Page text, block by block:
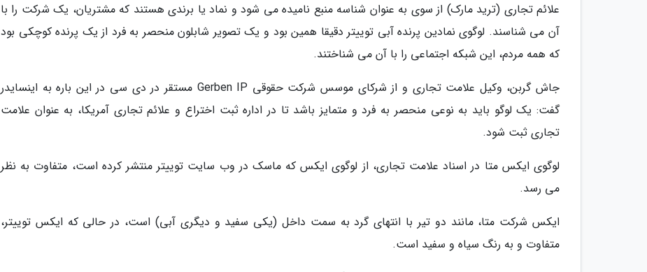
علائم تجاری (ترید مارک) از سوی به عنوان شناسه منبع نامیده می شود و نماد یا برندی هستند که مشتریان، یک شرکت را با
آن می شناسند. لوگوی نمادین پرنده آبی توییتر دقیقا همین بود و یک تصویر شابلون منحصر به فرد از یک پرنده کوچکی بود
که همه مردم، این شبکه اجتماعی را با آن می شناختند.
جاش گربن، وکیل علامت تجاری و از شرکای موسس شرکت حقوقی Gerben IP مستقر در دی سی در این باره به اینسایدر
گفت: یک لوگو باید به نوعی منحصر به فرد و متمایز باشد تا در اداره ثبت اختراع و علائم تجاری آمریکا، به عنوان علامت
تجاری ثبت شود.
لوگوی ایکس متا در اسناد علامت تجاری، از لوگوی ایکس که ماسک در وب سایت توییتر منتشر کرده است، متفاوت به نظر
می رسد.
ایکس شرکت متا، مانند دو تیر با انتهای گرد به سمت داخل (یکی سفید و دیگری آبی) است، در حالی که ایکس توییتر،
متفاوت و به رنگ سیاه و سفید است.